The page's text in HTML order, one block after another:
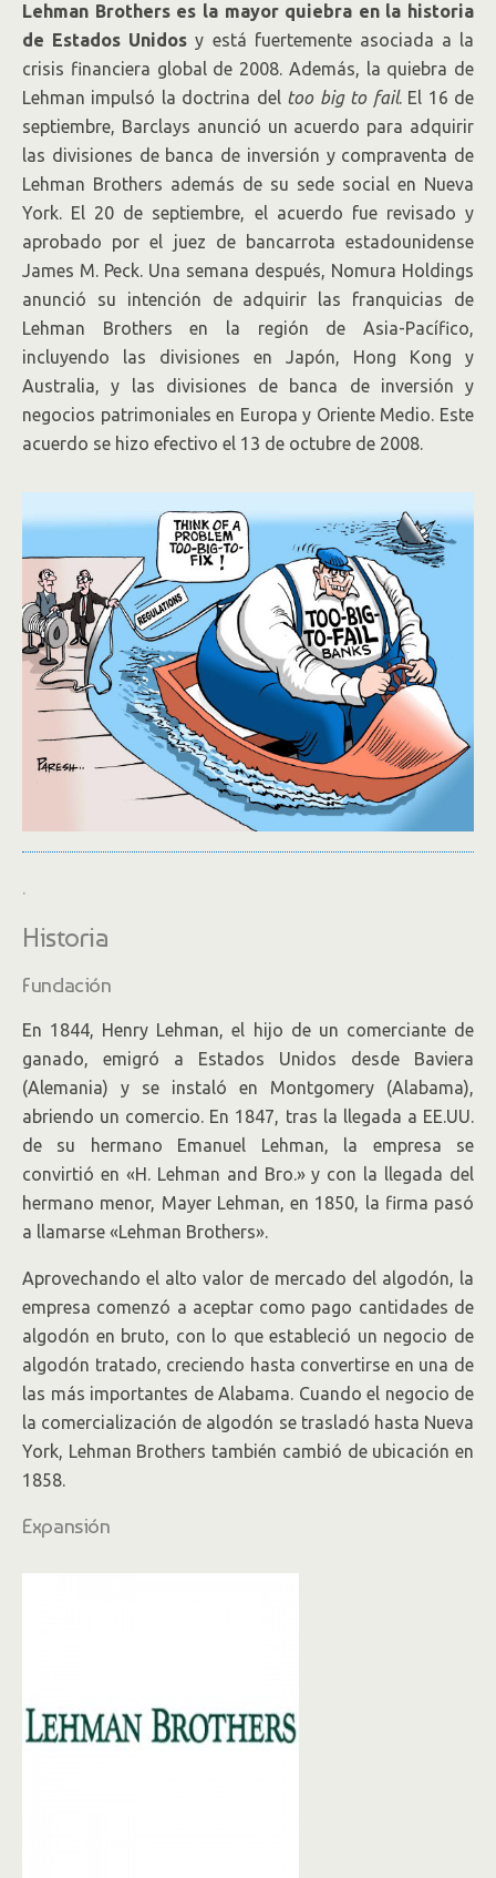
Lehman Brothers es la mayor quiebra en la historia
de Estados Unidos y está fuertemente asociada a la
crisis financiera global de 2008. Además, la quiebra de
Lehman impulsó la doctrina del too big to fail. El 16 de
septiembre, Barclays anunció un acuerdo para adquirir
las divisiones de banca de inversión y compraventa de
Lehman Brothers además de su sede social en Nueva
York. El 20 de septiembre, el acuerdo fue revisado y
aprobado por el juez de bancarrota estadounidense
James M. Peck. Una semana después, Nomura Holdings
anunció su intención de adquirir las franquicias de
Lehman Brothers en la región de Asia-Pacífico,
incluyendo las divisiones en Japón, Hong Kong y
Australia, y las divisiones de banca de inversión y
negocios patrimoniales en Europa y Oriente Medio. Este
acuerdo se hizo efectivo el 13 de octubre de 2008.
.
Historia
Fundación
En 1844, Henry Lehman, el hijo de un comerciante de
ganado, emigró a Estados Unidos desde Baviera
(Alemania) y se instaló en Montgomery (Alabama),
abriendo un comercio. En 1847, tras la llegada a EE.UU.
de su hermano Emanuel Lehman, la empresa se
convirtió en «H. Lehman and Bro.» y con la llegada del
hermano menor, Mayer Lehman, en 1850, la firma pasó
a llamarse «Lehman Brothers».
Aprovechando el alto valor de mercado del algodón, la
empresa comenzó a aceptar como pago cantidades de
algodón en bruto, con lo que estableció un negocio de
algodón tratado, creciendo hasta convertirse en una de
las más importantes de Alabama. Cuando el negocio de
la comercialización de algodón se trasladó hasta Nueva
York, Lehman Brothers también cambió de ubicación en
1858.
Expansión